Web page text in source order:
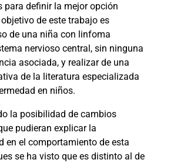
para definir la mejor opción
de este trabajo es
de una niña con linfoma
nervioso central, sin ninguna
asociada, y realizar de una
de la literatura especializada
en niños.
la posibilidad de cambios
pudieran explicar la
en el comportamiento de esta
se ha visto que es distinto al de